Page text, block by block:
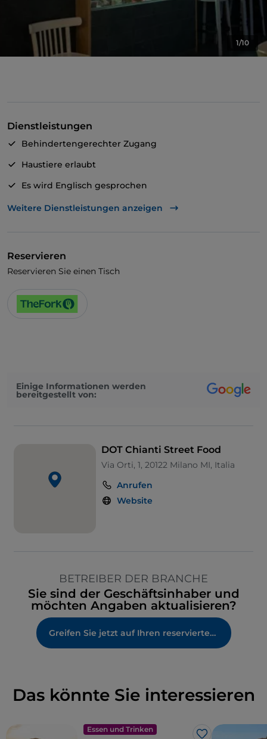
1/10
Dienstleistungen
Behindertengerechter Zugang
Haustiere erlaubt
Es wird Englisch gesprochen
WLAN
Weitere Dienstleistungen anzeigen
Reservieren
Reservieren Sie einen Tisch
Einige Informationen werden
bereitgestellt von:
DOT Chianti Street Food
Via Orti, 1, 20122 Milano MI, Italia
Anrufen
Website
BETREIBER DER BRANCHE
Sie sind der Geschäftsinhaber und
möchten Angaben aktualisieren?
Greifen Sie jetzt auf Ihren reservierten Bereich zu
Das könnte Sie interessieren
Essen und Trinken